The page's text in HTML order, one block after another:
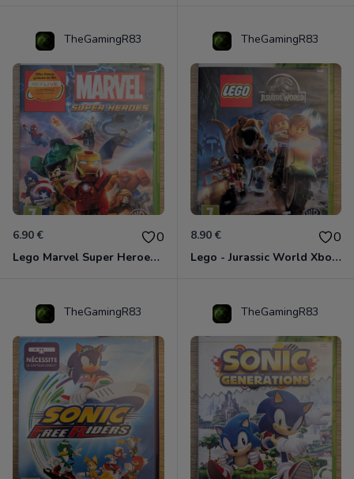
TheGamingR83
6.90 € 0
Lego Marvel Super Heroes Xbox 360
TheGamingR83
8.90 € 0
Lego - Jurassic World Xbox 360
TheGamingR83 TheGamingR83